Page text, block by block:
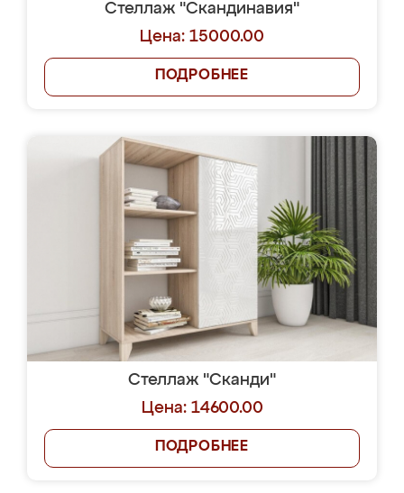
Стеллаж "Скандинавия"
Цена: 15000.00
ПОДРОБНЕЕ
Стеллаж "Сканди"
Цена: 14600.00
ПОДРОБНЕЕ